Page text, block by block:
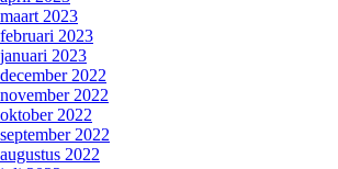
maart 2023
februari 2023
januari 2023
december 2022
november 2022
oktober 2022
september 2022
augustus 2022